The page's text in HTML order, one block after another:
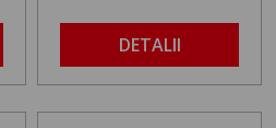
DETALII